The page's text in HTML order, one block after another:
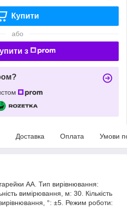
Купити
або
з
Доставка Оплата Умови
AA. Тип вирівнювання:
вимірювання, м: 30. Кількість
°: ±5. Режим роботи: